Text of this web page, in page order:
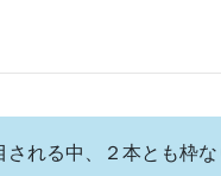
れる中、２本とも枠